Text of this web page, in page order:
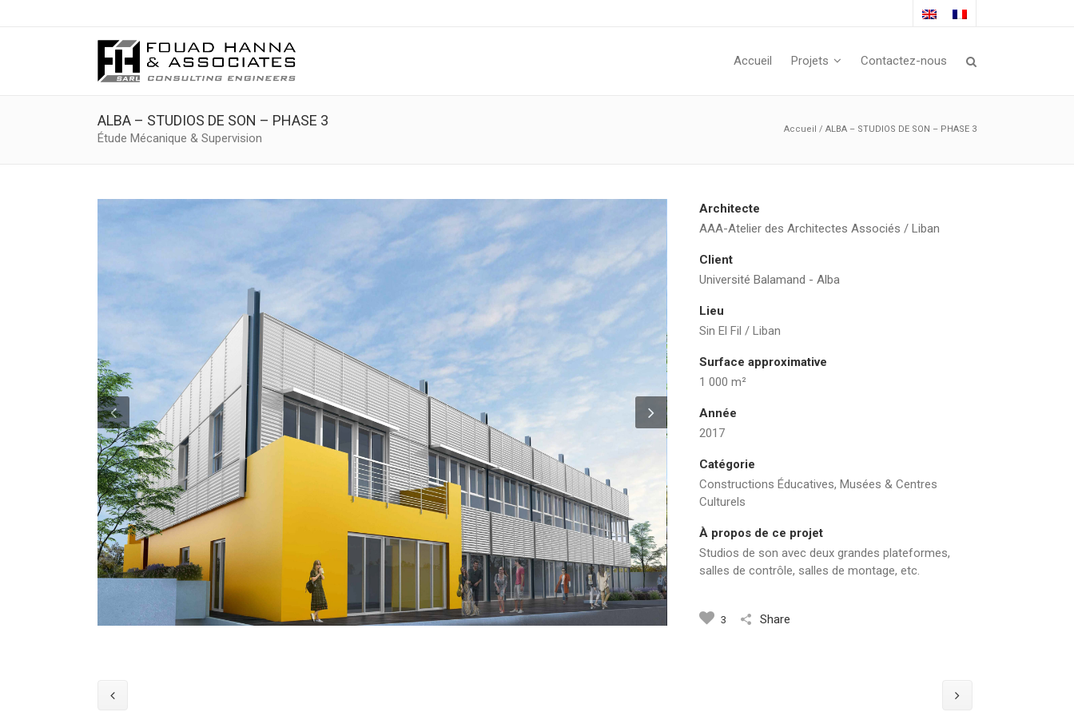
Accueil Projets Contactez-nous
ALBA – STUDIOS DE SON – PHASE 3
Étude Mécanique & Supervision
Accueil / ALBA – STUDIOS DE SON – PHASE 3
Architecte
AAA-Atelier des Architectes Associés / Liban
Client
Université Balamand - Alba
Lieu
Sin El Fil / Liban
Surface approximative
1 000 m²
Année
2017
Catégorie
Constructions Éducatives, Musées & Centres
Culturels
À propos de ce projet
Studios de son avec deux grandes plateformes,
salles de contrôle, salles de montage, etc.
Share
3